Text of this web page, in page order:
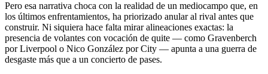
Pero esa narrativa choca con la realidad de un mediocampo que, en
los últimos enfrentamientos, ha priorizado anular al rival antes que
construir. Ni siquiera hace falta mirar alineaciones exactas: la
presencia de volantes con vocación de quite — como Gravenberch
por Liverpool o Nico González por City — apunta a una guerra de
desgaste más que a un concierto de pases.